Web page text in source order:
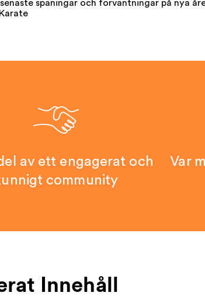
spaningar och förväntningar på nya
av ett engagerat och
community
Var
Innehåll